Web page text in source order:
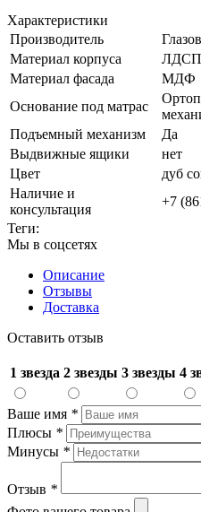
Характеристики
Производитель
Глазов
Материал корпуса
ЛДСП
Материал фасада
МДФ
Основание под матрас
Подъемный механизм
Да
Выдвижные ящики
нет
Цвет
дуб
Наличие и
консультация
+7
Теги:
Мы в соцсетях
Описание
Отзывы
Доставка
Оставить отзыв
1 звезда 2 звезды 3 звезды 4
Ваше имя *
Плюсы *
Минусы *
Отзыв *